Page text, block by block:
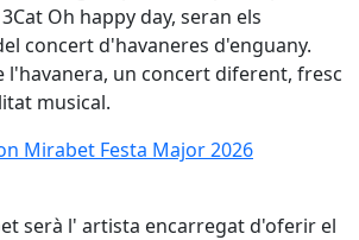
Oh happy day, seran els
concert d'havaneres d'enguany.
l'havanera, un concert diferent, fresc
musical.
Mirabet Festa Major 2026
Mirabet Festa Major 2026
serà l' artista encarregat d'oferir el